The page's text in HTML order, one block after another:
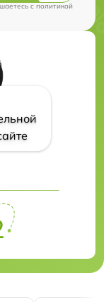
cполитикой